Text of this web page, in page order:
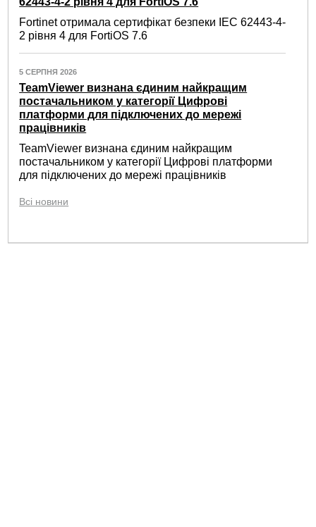
Fortinet отримала сертифікат безпеки IEC 62443-4-
2 рівня 4 для FortiOS 7.6
5 СЕРПНЯ 2026
TeamViewer визнана єдиним найкращим
постачальником у категорії Цифрові
платформи для підключених до мережі
працівників
TeamViewer визнана єдиним найкращим
постачальником у категорії Цифрові платформи
для підключених до мережі працівників
Всі новини